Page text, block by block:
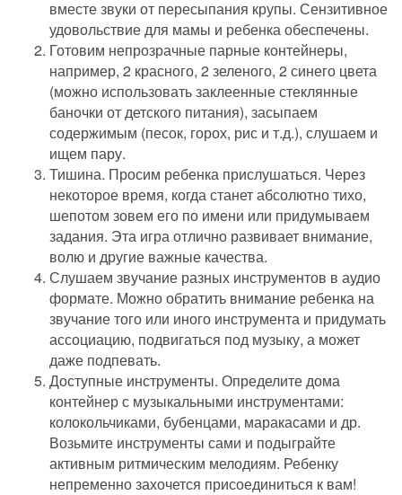
вместе звуки от пересыпания крупы. Сензитивное
удовольствие для мамы и ребенка обеспечены.
Готовим непрозрачные парные контейнеры,
например, 2 красного, 2 зеленого, 2 синего цвета
(можно использовать заклеенные стеклянные
баночки от детского питания), засыпаем
содержимым (песок, горох, рис и т.д.), слушаем и
ищем пару.
Тишина. Просим ребенка прислушаться. Через
некоторое время, когда станет абсолютно тихо,
шепотом зовем его по имени или придумываем
задания. Эта игра отлично развивает внимание,
волю и другие важные качества.
Слушаем звучание разных инструментов в аудио
формате. Можно обратить внимание ребенка на
звучание того или иного инструмента и придумать
ассоциацию, подвигаться под музыку, а может
даже подпевать.
Доступные инструменты. Определите дома
контейнер с музыкальными инструментами:
колокольчиками, бубенцами, маракасами и др.
Возьмите инструменты сами и подыграйте
активным ритмическим мелодиям. Ребенку
непременно захочется присоединиться к вам!